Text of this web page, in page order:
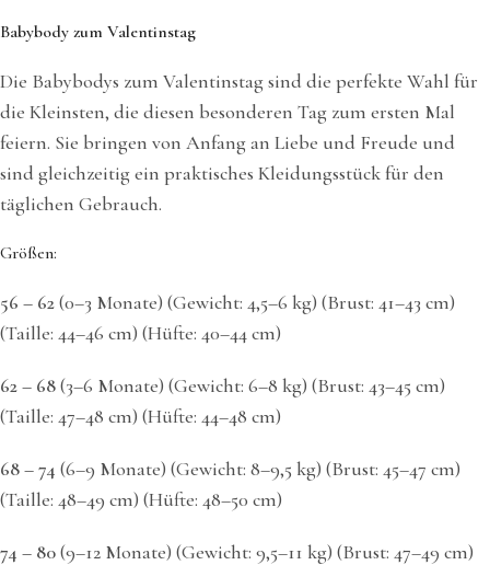
Babybody zum Valentinstag
Die Babybodys zum Valentinstag sind die perfekte Wahl für
die Kleinsten, die diesen besonderen Tag zum ersten Mal
feiern. Sie bringen von Anfang an Liebe und Freude und
sind gleichzeitig ein praktisches Kleidungsstück für den
täglichen Gebrauch.
Größen:
56 – 62(0–3 Monate) (Gewicht: 4,5–6 kg) (Brust: 41–43 cm)
(Taille: 44–46 cm) (Hüfte: 40–44 cm)
62 – 68(3–6 Monate) (Gewicht: 6–8 kg) (Brust: 43–45 cm)
(Taille: 47–48 cm) (Hüfte: 44–48 cm)
68 – 74 (6–9 Monate) (Gewicht: 8–9,5 kg) (Brust: 45–47 cm)
(Taille: 48–49 cm) (Hüfte: 48–50 cm)
74 – 80(9–12 Monate) (Gewicht: 9,5–11 kg) (Brust: 47–49 cm)